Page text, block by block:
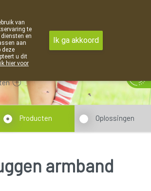
09 373 94 03
Producten Oplossingen
armband
van
te
en
aan
deze
u dit
hier voor
Ik ga akkoord